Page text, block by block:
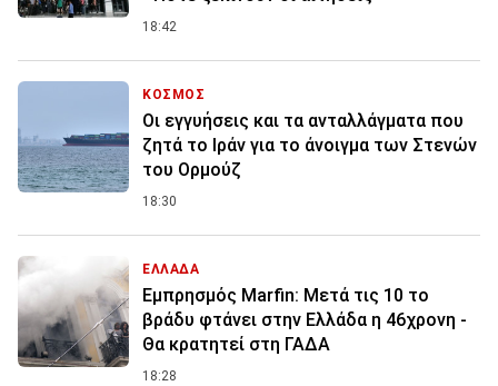
18:42
ΚΟΣΜΟΣ
Οι εγγυήσεις και τα ανταλλάγματα που
ζητά το Ιράν για το άνοιγμα των Στενών
του Ορμούζ
18:30
ΕΛΛΑΔΑ
Εμπρησμός Marfin: Μετά τις 10 το
βράδυ φτάνει στην Ελλάδα η 46χρονη -
Θα κρατητεί στη ΓΑΔΑ
18:28